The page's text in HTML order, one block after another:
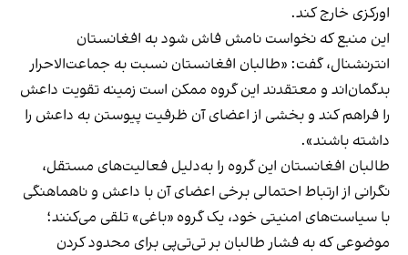
اورکزی خارج کند.
این منبع که نخواست نامش فاش شود به افغانستان
انترنشنال، گفت: «طالبان افغانستان نسبت به جماعت‌الاحرار
بدگمان‌اند و معتقدند این گروه ممکن است زمینه تقویت داعش
را فراهم کند و بخشی از اعضای آن ظرفیت پیوستن به داعش را
داشته باشند».
طالبان افغانستان این گروه را به‌دلیل فعالیت‌های مستقل،
نگرانی از ارتباط احتمالی برخی اعضای آن با داعش و ناهماهنگی
با سیاست‌های امنیتی خود، یک گروه «باغی» تلقی می‌کنند؛
موضوعی که به فشار طالبان بر تی‌تی‌پی برای محدود کردن